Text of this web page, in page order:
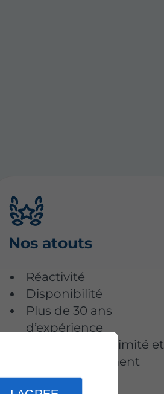
Nos atouts
Réactivité
Disponibilité
Plus de 30 ans
d’expérience
Service de proximité et
accompagnement
personnalisé